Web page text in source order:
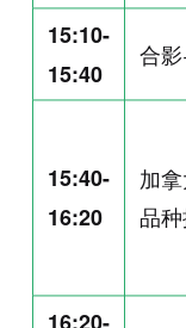
15:10-
15:40
合
15:40-
16:20
加
品